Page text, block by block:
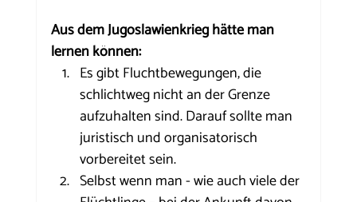
Aus dem Jugoslawienkrieg hätte man
lernen können:
Es gibt Fluchtbewegungen, die
schlichtweg nicht an der Grenze
aufzuhalten sind. Darauf sollte man
juristisch und organisatorisch
vorbereitet sein.
Selbst wenn man - wie auch viele der